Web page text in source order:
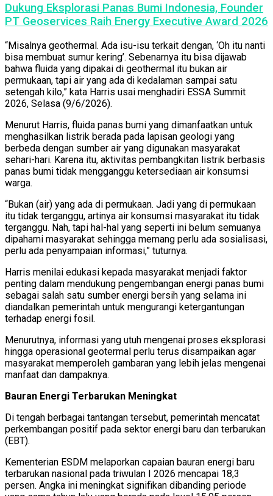
Dukung Eksplorasi Panas Bumi Indonesia, Founder
PT Geoservices Raih Energy Executive Award 2026
“Misalnya geothermal. Ada isu-isu terkait dengan, ‘Oh itu nanti
bisa membuat sumur kering’. Sebenarnya itu bisa dijawab
bahwa fluida yang dipakai di geothermal itu bukan air
permukaan, tapi air yang ada di kedalaman sampai satu
setengah kilo,” kata Harris usai menghadiri ESSA Summit
2026, Selasa (9/6/2026).
Menurut Harris, fluida panas bumi yang dimanfaatkan untuk
menghasilkan listrik berada pada lapisan geologi yang
berbeda dengan sumber air yang digunakan masyarakat
sehari-hari. Karena itu, aktivitas pembangkitan listrik berbasis
panas bumi tidak mengganggu ketersediaan air konsumsi
warga.
“Bukan (air) yang ada di permukaan. Jadi yang di permukaan
itu tidak terganggu, artinya air konsumsi masyarakat itu tidak
terganggu. Nah, tapi hal-hal yang seperti ini belum semuanya
dipahami masyarakat sehingga memang perlu ada sosialisasi,
perlu ada penyampaian informasi,” tuturnya.
Harris menilai edukasi kepada masyarakat menjadi faktor
penting dalam mendukung pengembangan energi panas bumi
sebagai salah satu sumber energi bersih yang selama ini
diandalkan pemerintah untuk mengurangi ketergantungan
terhadap energi fosil.
Menurutnya, informasi yang utuh mengenai proses eksplorasi
hingga operasional geotermal perlu terus disampaikan agar
masyarakat memperoleh gambaran yang lebih jelas mengenai
manfaat dan dampaknya.
Bauran Energi Terbarukan Meningkat
Di tengah berbagai tantangan tersebut, pemerintah mencatat
perkembangan positif pada sektor energi baru dan terbarukan
(EBT).
Kementerian ESDM melaporkan capaian bauran energi baru
terbarukan nasional pada triwulan I 2026 mencapai 18,3
persen. Angka ini meningkat signifikan dibanding periode